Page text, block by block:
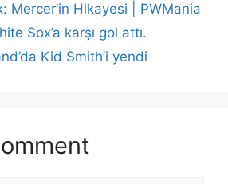
Mercer’in Hikayesi | PWMania
Sox’a karşı gol attı.
Kid Smith’i yendi